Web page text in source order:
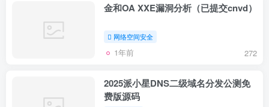
金和OA XXE漏洞分析（已提交cnvd）
网络空间安全
1年前 272
2025派小星DNS二级域名分发公测免
费版源码